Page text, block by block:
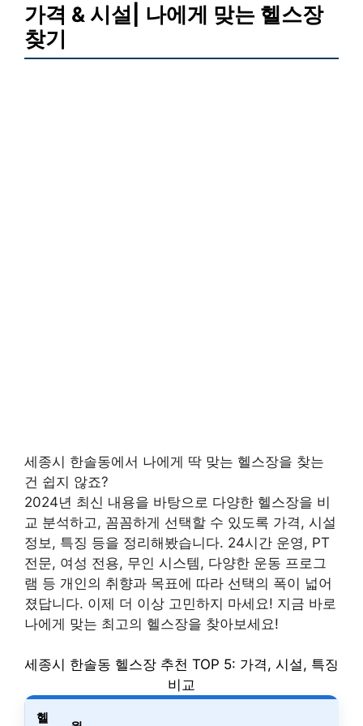
가격 & 시설| 나에게 맞는 헬스장
찾기
세종시 한솔동에서 나에게 딱 맞는 헬스장을 찾는
건 쉽지 않죠?
2024년 최신 내용을 바탕으로 다양한 헬스장을 비
교 분석하고, 꼼꼼하게 선택할 수 있도록 가격, 시설
정보, 특징 등을 정리해봤습니다. 24시간 운영, PT
전문, 여성 전용, 무인 시스템, 다양한 운동 프로그
램 등 개인의 취향과 목표에 따라 선택의 폭이 넓어
졌답니다. 이제 더 이상 고민하지 마세요! 지금 바로
나에게 맞는 최고의 헬스장을 찾아보세요!
세종시 한솔동 헬스장 추천 TOP 5: 가격, 시설, 특징
비교
헬